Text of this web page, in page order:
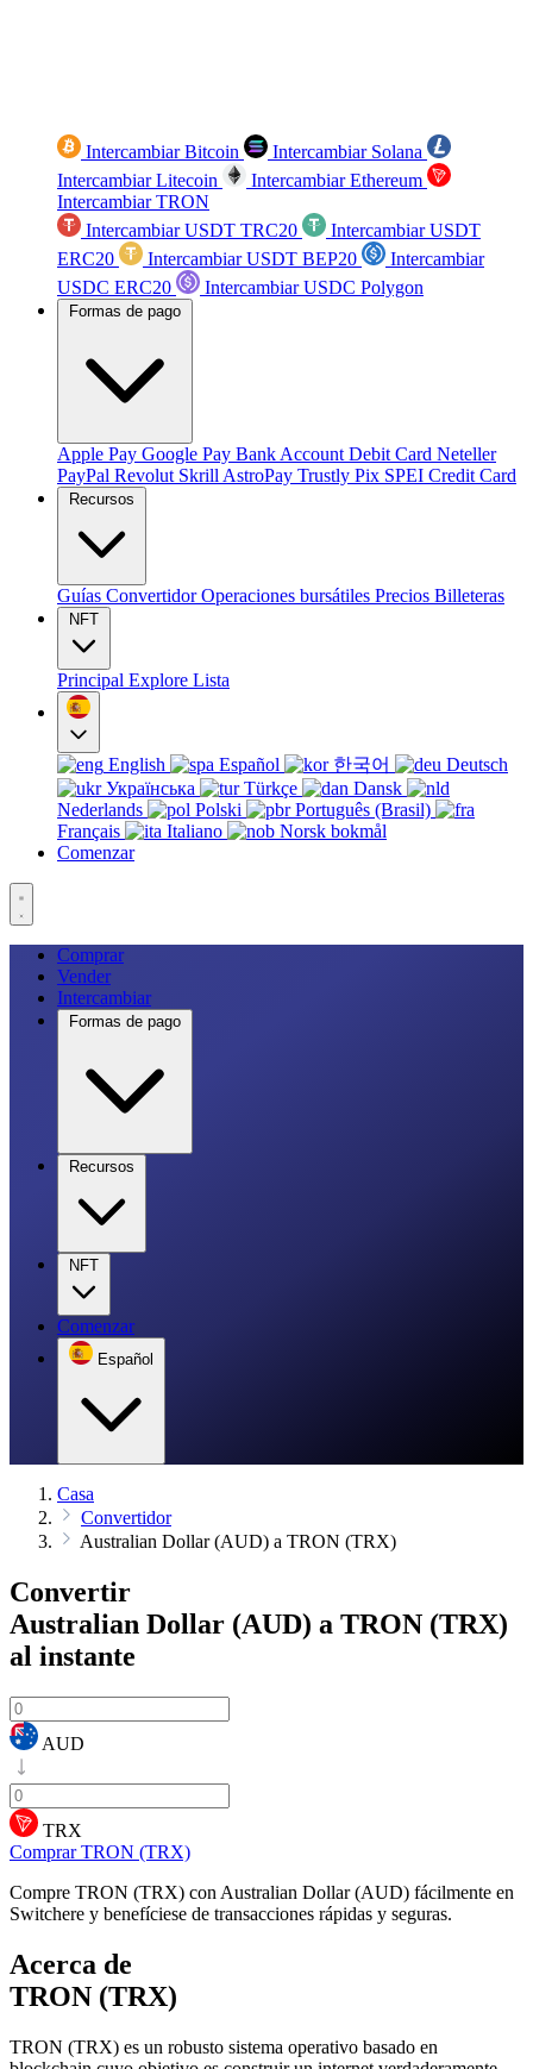
Intercambiar Bitcoin
Intercambiar Solana
Intercambiar Litecoin
Intercambiar Ethereum
Intercambiar TRON
Intercambiar USDT TRC20
Intercambiar USDT
ERC20
Intercambiar USDT BEP20
Intercambiar
USDC ERC20
Intercambiar USDC Polygon
Formas de pago
Apple Pay Google Pay Bank Account Debit Card Neteller
PayPal Revolut Skrill AstroPay Trustly Pix SPEI Credit Card
Recursos
Guías ConvertidorOperaciones bursátiles Precios Billeteras
NFT
Principal Explore Lista
English Español 한국어
Deutsch
Українська
Türkçe
Dansk
Nederlands
Polski
Português (Brasil)
Français
Italiano
Norsk bokmål
Comenzar
Comprar
Vender
Intercambiar
Formas de pago
Recursos
NFT
Comenzar
Español
Casa
Convertidor
Australian Dollar (AUD) a TRON (TRX)
Convertir
Australian Dollar (AUD) a TRON (TRX)
al instante
AUD
TRX
Comprar TRON (TRX)
Compre TRON (TRX) con Australian Dollar (AUD) fácilmente en
Switchere y benefíciese de transacciones rápidas y seguras.
Acerca de
TRON (TRX)
TRON (TRX) es un robusto sistema operativo basado en